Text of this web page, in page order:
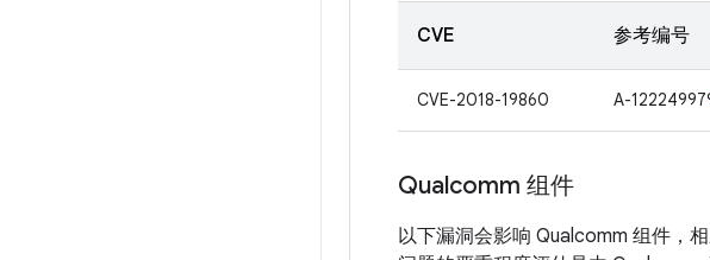
CVE 参考编号
CVE-2018-19860 A-
Qualcomm 组件
以下漏洞会影响 Qualcomm 组件，